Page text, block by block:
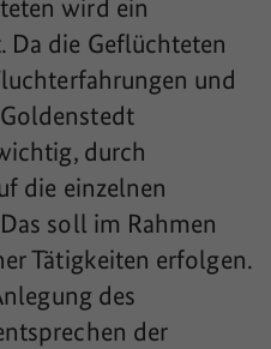
wird ein
Da die Geflüchteten
und
durch
die einzelnen
soll im Rahmen
Tätigkeiten erfolgen.
des
der